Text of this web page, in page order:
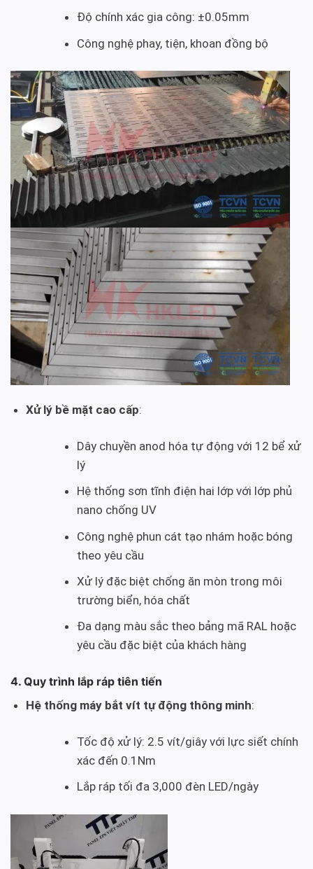
Độ chính xác gia công: ±0.05mm
Công nghệ phay, tiện, khoan đồng bộ
Xử lý bề mặt cao cấp:
Dây chuyền anod hóa tự động với 12 bể xử
lý
Hệ thống sơn tĩnh điện hai lớp với lớp phủ
nano chống UV
Công nghệ phun cát tạo nhám hoặc bóng
theo yêu cầu
Xử lý đặc biệt chống ăn mòn trong môi
trường biển, hóa chất
Đa dạng màu sắc theo bảng mã RAL hoặc
yêu cầu đặc biệt của khách hàng
4. Quy trình lắp ráp tiên tiến
Hệ thống máy bắt vít tự động thông minh:
Tốc độ xử lý: 2.5 vít/giây với lực siết chính
xác đến 0.1Nm
Lắp ráp tối đa 3,000 đèn LED/ngày